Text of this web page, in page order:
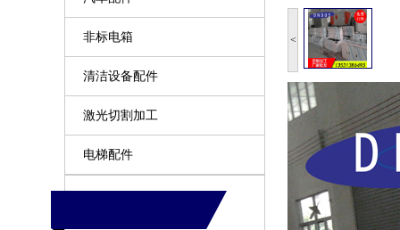
非标电箱
清洁设备配件
激光切割加工
电梯配件
<